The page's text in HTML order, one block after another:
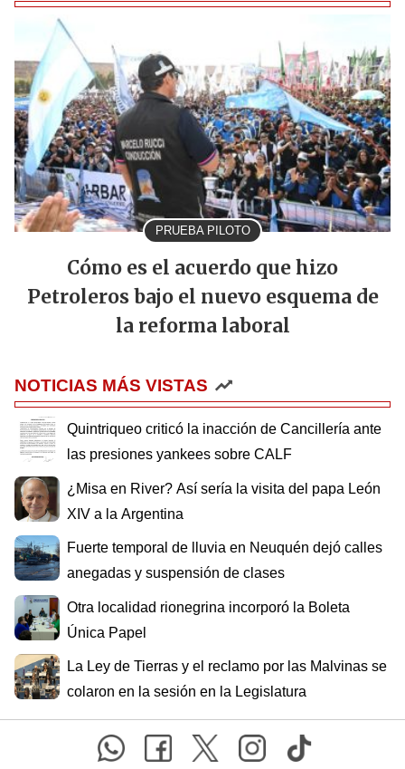
PRUEBA PILOTO
Cómo es el acuerdo que hizo
Petroleros bajo el nuevo esquema de
la reforma laboral
NOTICIAS MÁS VISTAS
Quintriqueo criticó la inacción de Cancillería ante
las presiones yankees sobre CALF
¿Misa en River? Así sería la visita del papa León
XIV a la Argentina
Fuerte temporal de lluvia en Neuquén dejó calles
anegadas y suspensión de clases
Otra localidad rionegrina incorporó la Boleta
Única Papel
La Ley de Tierras y el reclamo por las Malvinas se
colaron en la sesión en la Legislatura